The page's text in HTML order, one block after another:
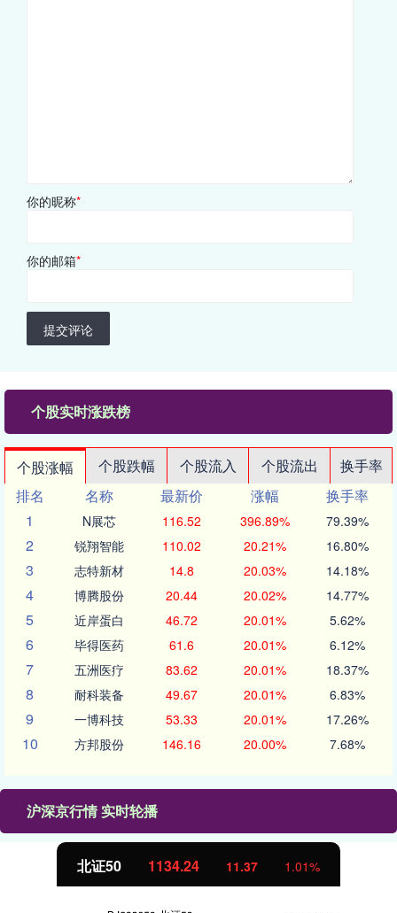
你的昵称*
你的邮箱*
提交评论
个股实时涨跌榜
个股涨幅 个股跌幅 个股流入 个股流出
换手率
排名
名称 最新价 涨幅
换手率
1
N展芯 116.52 396.89% 79.39%
2 锐翔智能 110.02 20.21% 16.80%
3 志特新材 14.8 20.03% 14.18%
4 博腾股份 20.44 20.02% 14.77%
5 近岸蛋白 46.72 20.01% 5.62%
6 毕得医药 61.6 20.01% 6.12%
7 五洲医疗 83.62 20.01% 18.37%
8 耐科装备 49.67 20.01% 6.83%
9 一博科技 53.33 20.01% 17.26%
10 方邦股份 146.16 20.00% 7.68%
沪深京行情 实时轮播
北证50 1134.24 11.37 1.01%